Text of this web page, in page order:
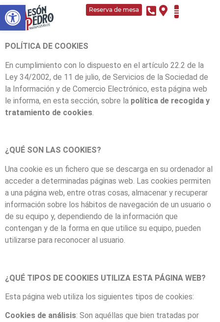
Reserva de mesa
POLÍTICA DE COOKIES
En cumplimiento con lo dispuesto en el artículo 22.2 de la
Ley 34/2002, de 11 de julio, de Servicios de la Sociedad de
la Información y de Comercio Electrónico, esta página web
le informa, en esta sección, sobre la política de recogida y
tratamiento de cookies
¿QUÉ SON LAS COOKIES?
Una cookie es un fichero que se descarga en su ordenador al
acceder a determinadas páginas web. Las cookies permiten
a una página web, entre otras cosas, almacenar y recuperar
información sobre los hábitos de navegación de un usuario o
de su equipo y, dependiendo de la información que
contengan y de la forma en que utilice su equipo, pueden
utilizarse para reconocer al usuario.
¿QUÉ TIPOS DE COOKIES UTILIZA ESTA PÁGINA WEB?
Esta página web utiliza los siguientes tipos de cookies:
Cookies de análisis: Son aquéllas que bien tratadas por
Abrir barra de herramientas